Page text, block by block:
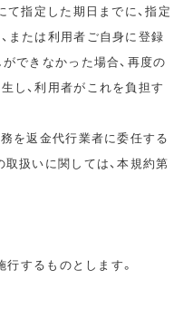
指定した期日までに、指定
または利用者ご自身に登録
できなかった場合、再度の
し、利用者がこれを負担す
を返金代行業者に委任する
扱いに関しては、本規約第
するものとします。